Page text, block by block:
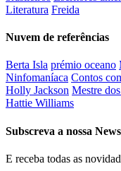
Literatura Freida
Nuvem de referências
Berta Isla prémio oceano
Ninfomaníaca Contos
Holly Jackson Mestre
Hattie Williams
Subscreva a nossa
E receba todas as